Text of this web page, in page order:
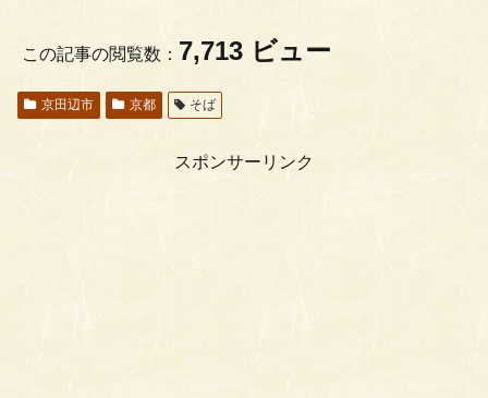
この記事の閲覧数： 7,713 ビュー
京田辺市 京都 そば
スポンサーリンク